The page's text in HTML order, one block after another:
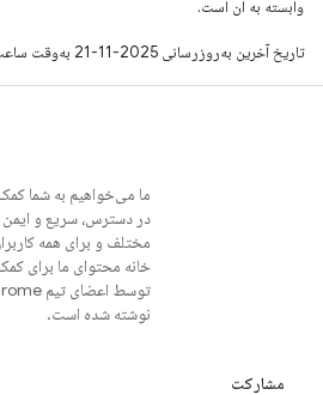
وابسته به آن است.
تاریخ آخرین به‌روزرسانی 2025-11-21 به‌وقت ساعت هماهنگ جهانی.
ما می‌خواهیم به شما
در دسترس، سریع و ایمن
مختلف و برای همه
خانه محتوای ما برای
نوشته شده است.
مشارکت